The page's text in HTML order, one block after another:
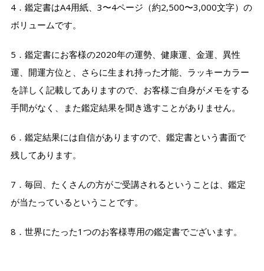
4．鑑定書はA4用紙、3〜4ページ（約2,500〜3,000文字）の
ボリュームです。
5．鑑定書にお客様の2020年の運勢、健康運、金運、異性
運、開運方位と、さらに生まれ持った才能、ラッキーカラー
を詳しく記載してありますので、お客様ご自身がメモをする
手間がなく、また鑑定結果を聞き逃すことがありません。
6．鑑定結果には自信がありますので、鑑定書という書面で
残してあります。
7．毎回、たくさんの方がご受講されるということは、鑑定
が当たっているということです。
8．世界にたった1つのお客様専用の鑑定書でございます。